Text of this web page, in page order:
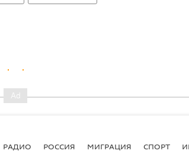
РАДИО РОССИЯ МИГРАЦИЯ СПОРТ